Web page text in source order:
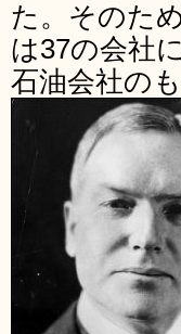
た。そのた
は37の会社
石油会社の